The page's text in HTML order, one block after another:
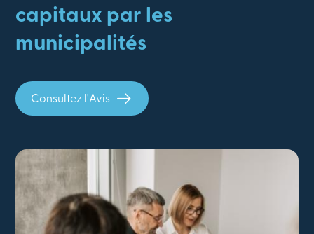
capitaux par les
municipalités
Consultez l'Avis